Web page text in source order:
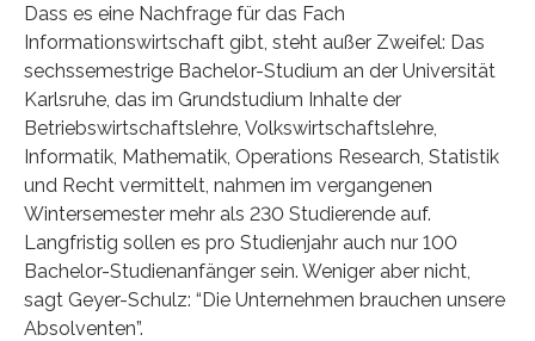
Dass es eine Nachfrage für das Fach
Informationswirtschaft gibt, steht außer Zweifel: Das
sechssemestrige Bachelor-Studium an der Universität
Karlsruhe, das im Grundstudium Inhalte der
Betriebswirtschaftslehre, Volkswirtschaftslehre,
Informatik, Mathematik, Operations Research, Statistik
und Recht vermittelt, nahmen im vergangenen
Wintersemester mehr als 230 Studierende auf.
Langfristig sollen es pro Studienjahr auch nur 100
Bachelor-Studienanfänger sein. Weniger aber nicht,
sagt Geyer-Schulz: “Die Unternehmen brauchen unsere
Absolventen”.